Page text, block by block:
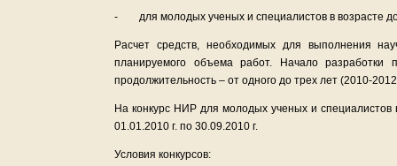
- для молодых ученых и специалистов в возрасте
Расчет средств, необходимых для выполнения
планируемого объема работ. Начало
продолжительность – от одного до трех лет (2010-2012
На конкурс НИР для молодых ученых и
01.01.2010 г. по 30.09.2010 г.
Условия конкурсов: